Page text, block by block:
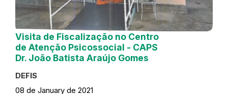
Visita de Fiscalização no Centro
de Atenção Psicossocial - CAPS
Dr. João Batista Araújo Gomes
DEFIS
08 de January de 2021